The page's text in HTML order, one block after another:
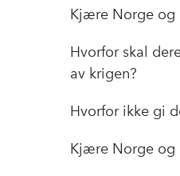
Kjære Norge og
Hvorfor skal
av krigen?
Hvorfor ikke gi
Kjære Norge og